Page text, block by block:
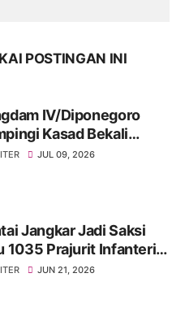
POSTINGAN INI
IV/Diponegoro
Kasad Bekali
Akmil, Siapkan
JUL 09, 2026
Jangkar Jadi Saksi
1035 Prajurit Infanteri,
Tradisi Pembaretan
JUN 21, 2026